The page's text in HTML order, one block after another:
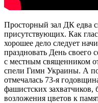
Просторный зал ДК едва
присутствующих. Как
хорошее дело следует
праздновать День своего
с местным священником
спели Гимн Украины. А
отмечалась 73-я
фашистских захватчиков,
возложения цветов к